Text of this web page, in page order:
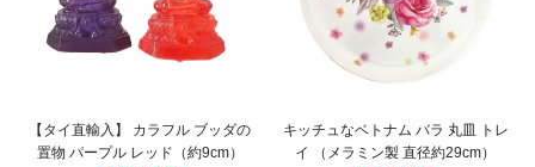
【タイ直輸入】 カラフル ブッダの
置物 パープル レッド（約9cm）
キッチュなベトナム バラ 丸皿 トレ
イ （メラミン製 直径約29cm）